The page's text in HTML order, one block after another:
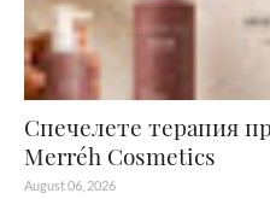
Спечелете терапия
Merréh Cosmetics
August 06, 2026